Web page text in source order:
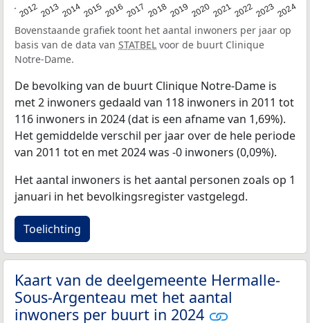
201220132014201520162017 20182019 20202021202220232024
Bovenstaande grafiek toont het aantal inwoners per jaar op
basis van de data van STATBEL voor de buurt Clinique
Notre-Dame.
De bevolking van de buurt Clinique Notre-Dame is
met 2 inwoners gedaald van 118 inwoners in 2011 tot
116 inwoners in 2024 (dat is een afname van 1,69%).
Het gemiddelde verschil per jaar over de hele periode
van 2011 tot en met 2024 was -0 inwoners (0,09%).
Het aantal inwoners is het aantal personen zoals op 1
januari in het bevolkingsregister vastgelegd.
Toelichting
Kaart van de deelgemeente Hermalle-
Sous-Argenteau met het aantal
inwoners per buurt in 2024